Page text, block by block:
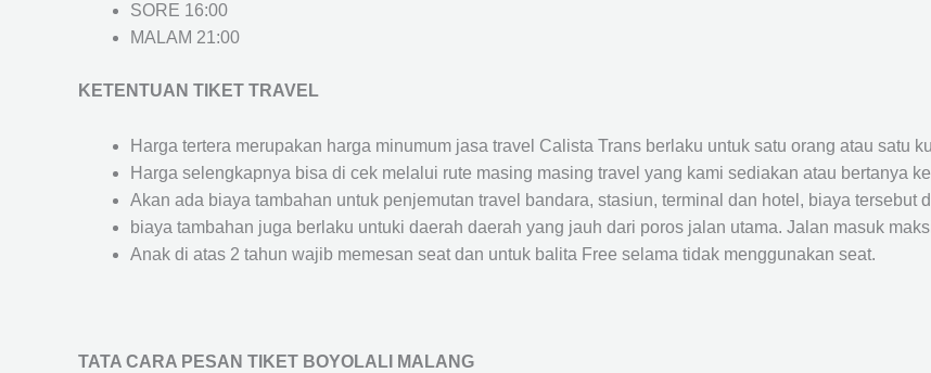
SORE 16:00
MALAM 21:00
KETENTUAN TIKET TRAVEL
Harga tertera merupakan harga minumum jasa travel Calista Trans berlaku untuk satu orang atau satu
Harga selengkapnya bisa di cek melalui rute masing masing travel yang kami sediakan atau bertanya
Akan ada biaya tambahan untuk penjemutan travel bandara, stasiun, terminal dan hotel, biaya tersebut
biaya tambahan juga berlaku untuki daerah daerah yang jauh dari poros jalan utama. Jalan masuk
Anak di atas 2 tahun wajib memesan seat dan untuk balita Free selama tidak menggunakan seat.
TATA CARA PESAN TIKET BOYOLALI MALANG